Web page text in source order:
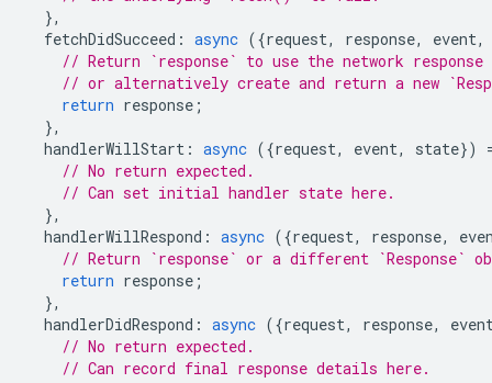
},
fetchDidSucceed : async ({request, response, event,
// Return `response` to use the network
// or alternatively create and return a new
return response ;
},
handlerWillStart : async ({request, event, state})
// No return expected.
// Can set initial handler state here.
},
handlerWillRespond : async ({request, response,
// Return `response` or a different `Response`
return response ;
},
handlerDidRespond : async ({request, response,
// No return expected.
// Can record final response details here.